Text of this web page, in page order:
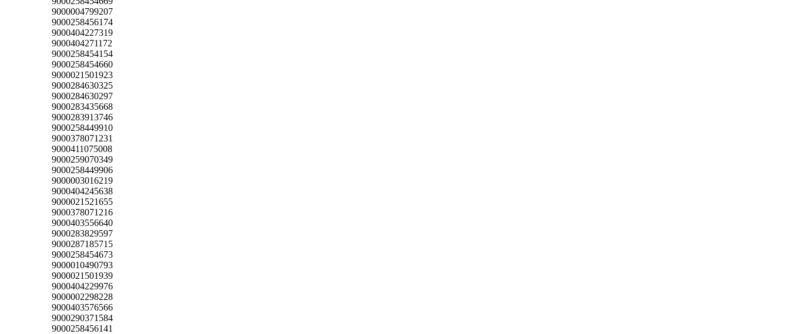
9000004799207
9000258456174
9000404227319
9000404271172
9000258454154
9000258454660
9000021501923
9000284630325
9000284630297
9000283435668
9000283913746
9000258449910
9000378071231
9000411075008
9000259070349
9000258449906
9000003016219
9000404245638
9000021521655
9000378071216
9000403556640
9000283829597
9000287185715
9000258454673
9000010490793
9000021501939
9000404229976
9000002298228
9000403576566
9000290371584
9000258456141